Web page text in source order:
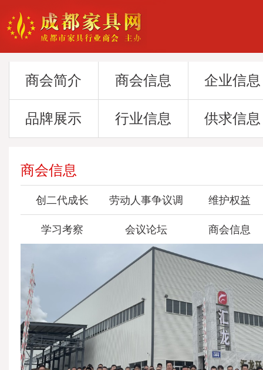
商会简介 商会信息 企业信息
品牌展示 行业信息 供求信息
商会信息
创二代成长 劳动人事争议调
委会
维护权益
学习考察 会议论坛 商会信息